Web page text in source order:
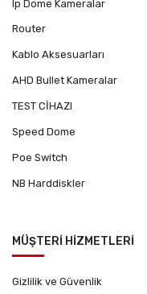
Ip Dome Kameralar
Router
Kablo Aksesuarları
AHD Bullet Kameralar
TEST CİHAZI
Speed Dome
Poe Switch
NB Harddiskler
MÜŞTERİ HİZMETLERİ
Gizlilik ve Güvenlik